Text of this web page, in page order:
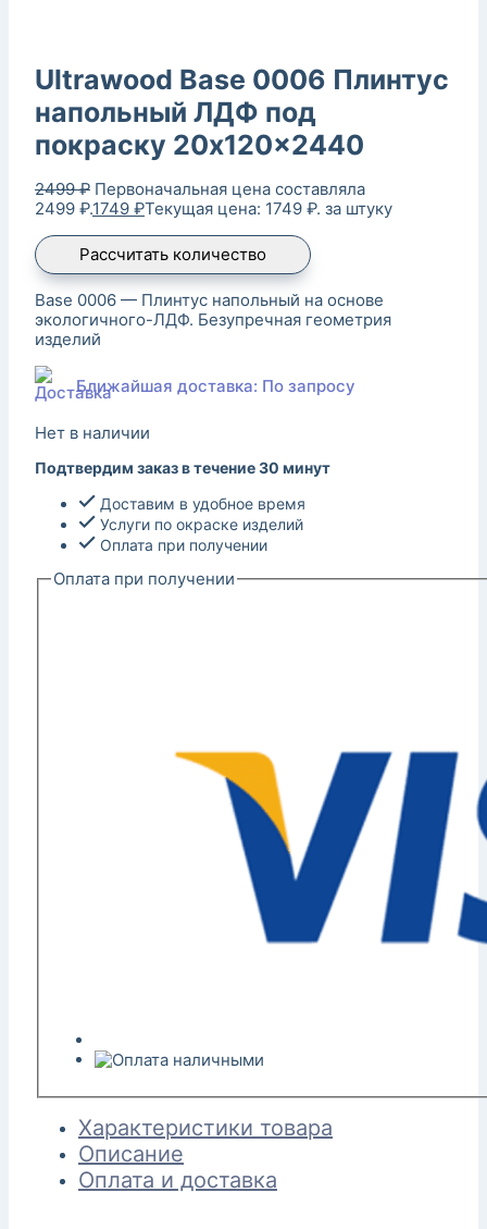
Ultrawood Base 0006 Плинтус
напольный ЛДФ под
покраску 20x120x2440
2499₽ Первоначальная цена составляла
2499 ₽.1749 ₽Текущая цена: 1749 ₽. за штуку
Рассчитать количество
Base 0006 — Плинтус напольный на основе
экологичного-ЛДФ. Безупречная геометрия
изделий
Ближайшая доставка: По запросу
Нет в наличии
Подтвердим заказ в течение 30 минут
Доставим в удобное время
Услуги по окраске изделий
Оплата при получении
Оплата при получении
Характеристики товара
Описание
Оплата и доставка